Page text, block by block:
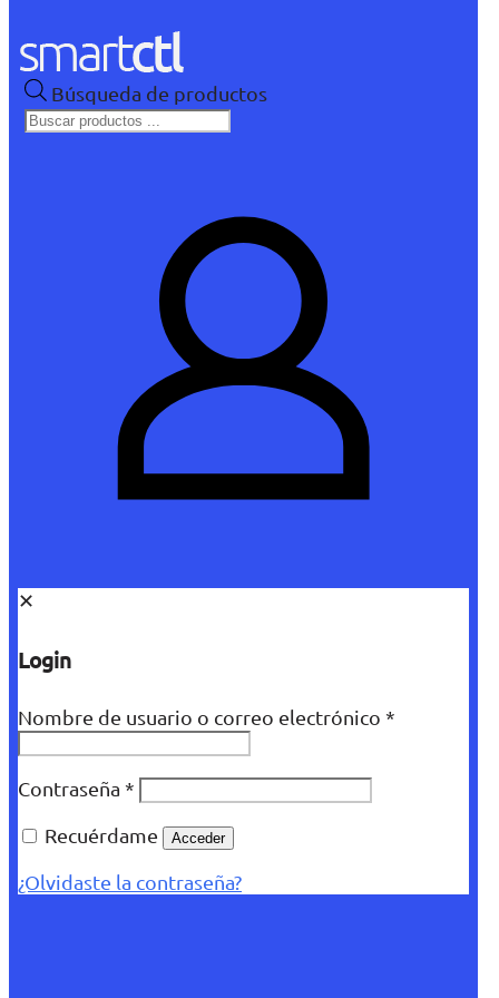
Búsqueda de productos
✕
Login
Nombre de usuario o correo electrónico *
Contraseña *
Recuérdame
Acceder
¿Olvidaste la contraseña?